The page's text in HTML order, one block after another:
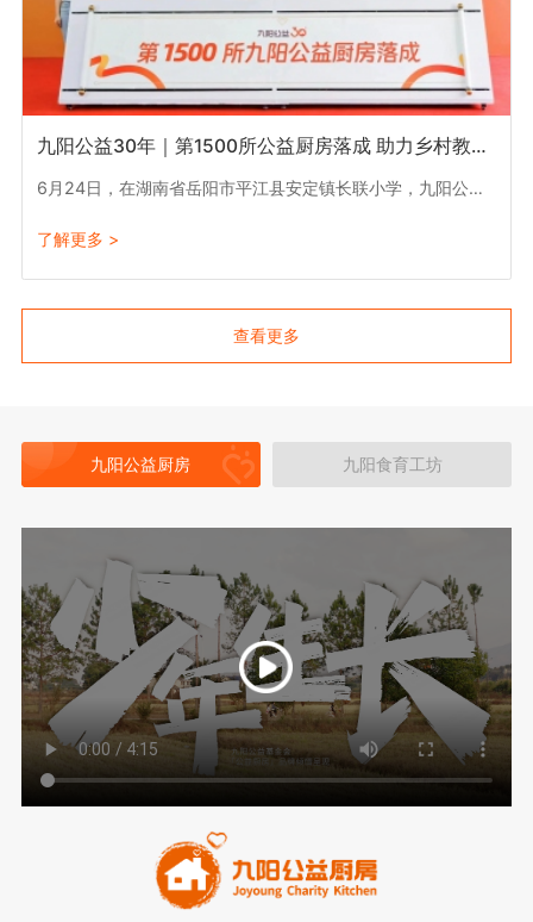
九阳公益30年｜第1500所公益厨房落成 助力乡村教育振兴
6月24日，在湖南省岳阳市平江县安定镇长联小学，九阳公益 30 年 | 媒体公益行暨第 1500 所九阳公益厨房落成活动举行，国内多家知名媒体的记者、编辑齐聚长联小学厨房，感受乡村学校的食堂变化。
了解更多 >
查看更多
九阳公益厨房 九阳食育工坊